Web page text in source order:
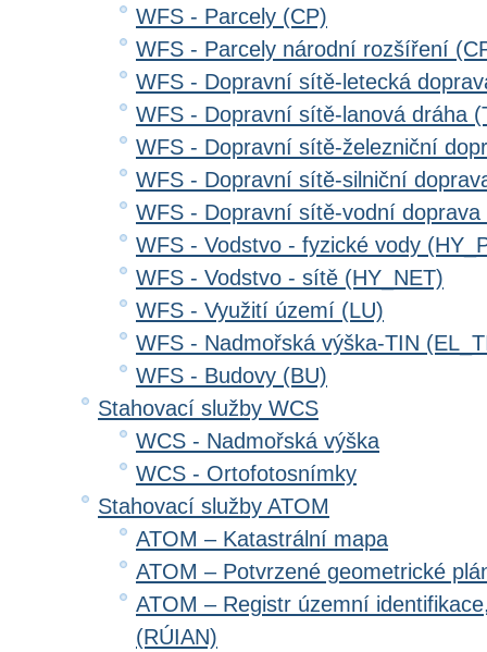
WFS - Parcely (CP)
WFS - Parcely národní rozšíření
WFS - Dopravní sítě-letecká
WFS - Dopravní sítě-lanová dráha
WFS - Dopravní sítě-železniční
WFS - Dopravní sítě-silniční
WFS - Dopravní sítě-vodní doprava
WFS - Vodstvo - fyzické vody
WFS - Vodstvo - sítě (HY_NET)
WFS - Využití území (LU)
WFS - Nadmořská výška-TIN
WFS - Budovy (BU)
Stahovací služby WCS
WCS - Nadmořská výška
WCS - Ortofotosnímky
Stahovací služby ATOM
ATOM – Katastrální mapa
ATOM – Potvrzené geometrické
ATOM – Registr územní
(RÚIAN)